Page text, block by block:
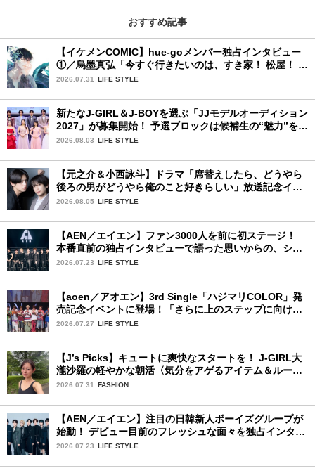
おすすめ記事
【イケメンCOMIC】hue-goメンバー独占インタビュー
①／烏墨真弘「今すぐ行きたいのは、すき家！ 松屋！ ミ
スド！」
2026.07.31 LIFE STYLE
新たなJ-GIRL＆J-BOYを選ぶ「JJモデルオーディション
2027」が募集開始！ 予選ブロックは候補生の“魅力”を重
視した「新システム」に変わります
2026.08.03 LIFE STYLE
【元之介＆小西詠斗】ドラマ「席替えしたら、どうやら
後ろの男がどうやら俺のこと好きらしい」放送記念イン
タビュー♡ 「自然と詠斗くんが可愛く見えたんです」
2026.08.05 LIFE STYLE
【AEN／エイエン】ファン3000人を前に初ステージ！
本番直前の独占インタビューで語った思いからの、ショ
ーケース完全レポート！
2026.07.23 LIFE STYLE
【aoen／アオエン】3rd Single「ハジマリCOLOR」発
売記念イベントに登場！「さらに上のステップに向けた
新たなハジマリになるように」と爽やかな笑顔で意気込
2026.07.27 LIFE STYLE
【J’s Picks】キュートに爽快なスタートを！ J-GIRL大
瀧沙羅の軽やかな朝活〈気分をアゲるアイテム＆ルーテ
ィーン〉
2026.07.31 FASHION
【AEN／エイエン】注目の日韓新人ボーイズグループが
始動！ デビュー目前のフレッシュな面々を独占インタビ
ュー。7人の魅力に迫ります♪
2026.07.23 LIFE STYLE